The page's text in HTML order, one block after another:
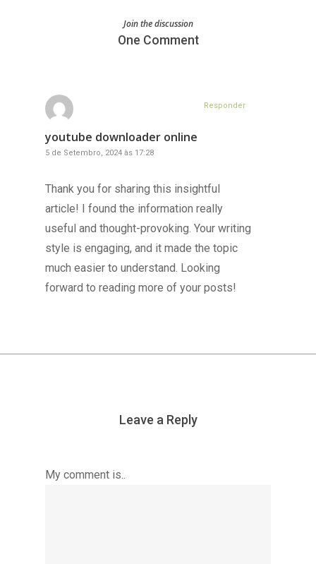
Join the discussion
One Comment
youtube downloader online
5 de Setembro, 2024 às 17:28
Thank you for sharing this insightful
article! I found the information really
useful and thought-provoking. Your writing
style is engaging, and it made the topic
much easier to understand. Looking
forward to reading more of your posts!
Responder
Leave a Reply
My comment is..